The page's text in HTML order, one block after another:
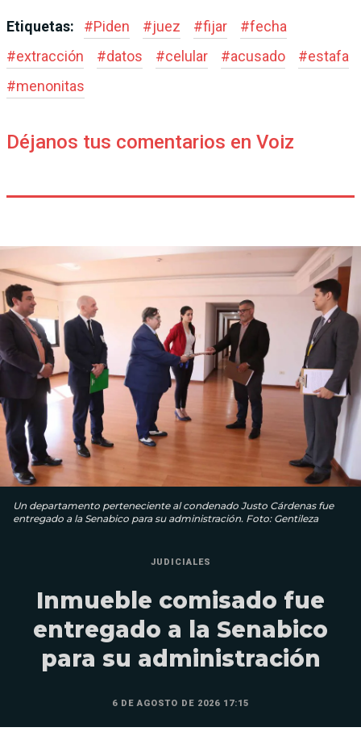
Etiquetas: #Piden #juez #fijar #fecha
#extracción #datos #celular #acusado #estafa
#menonitas
Déjanos tus comentarios en Voiz
Un departamento perteneciente al condenado Justo Cárdenas fue
entregado a la Senabico para su administración. Foto: Gentileza
JUDICIALES
Inmueble comisado fue
entregado a la Senabico
para su administración
6 DE AGOSTO DE 2026 17:15